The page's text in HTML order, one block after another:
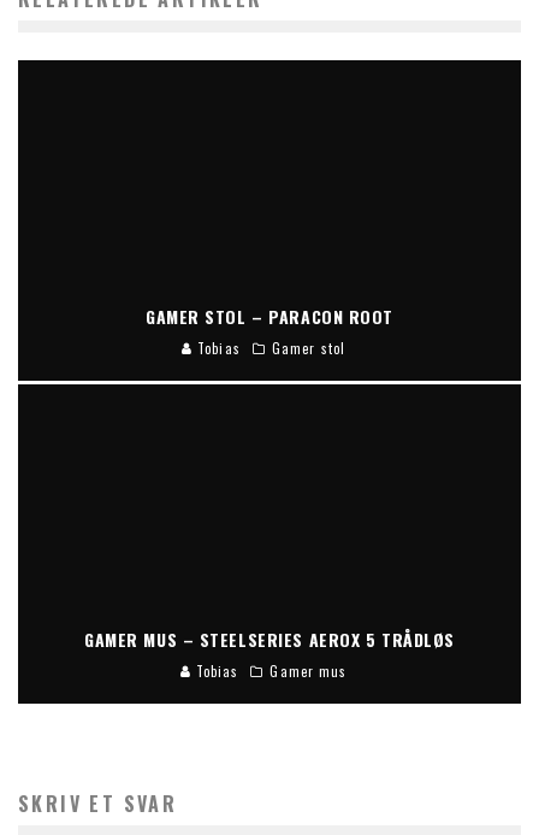
GAMER STOL – PARACON ROOT
Tobias Gamer stol
GAMER MUS – STEELSERIES AEROX 5 TRÅDLØS
Tobias Gamer mus
SKRIV ET SVAR